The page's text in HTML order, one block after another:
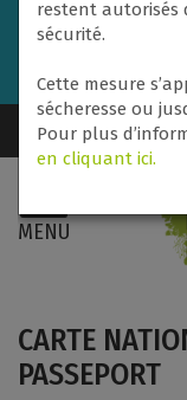
Nous ne
soutenir toute
habitants si un
Nous contacter
MENU
CARTE
PASSEPORT
restent autorisés
sécurité.
Cette mesure
sécheresse ou
Pour plus
en cliquant ici.